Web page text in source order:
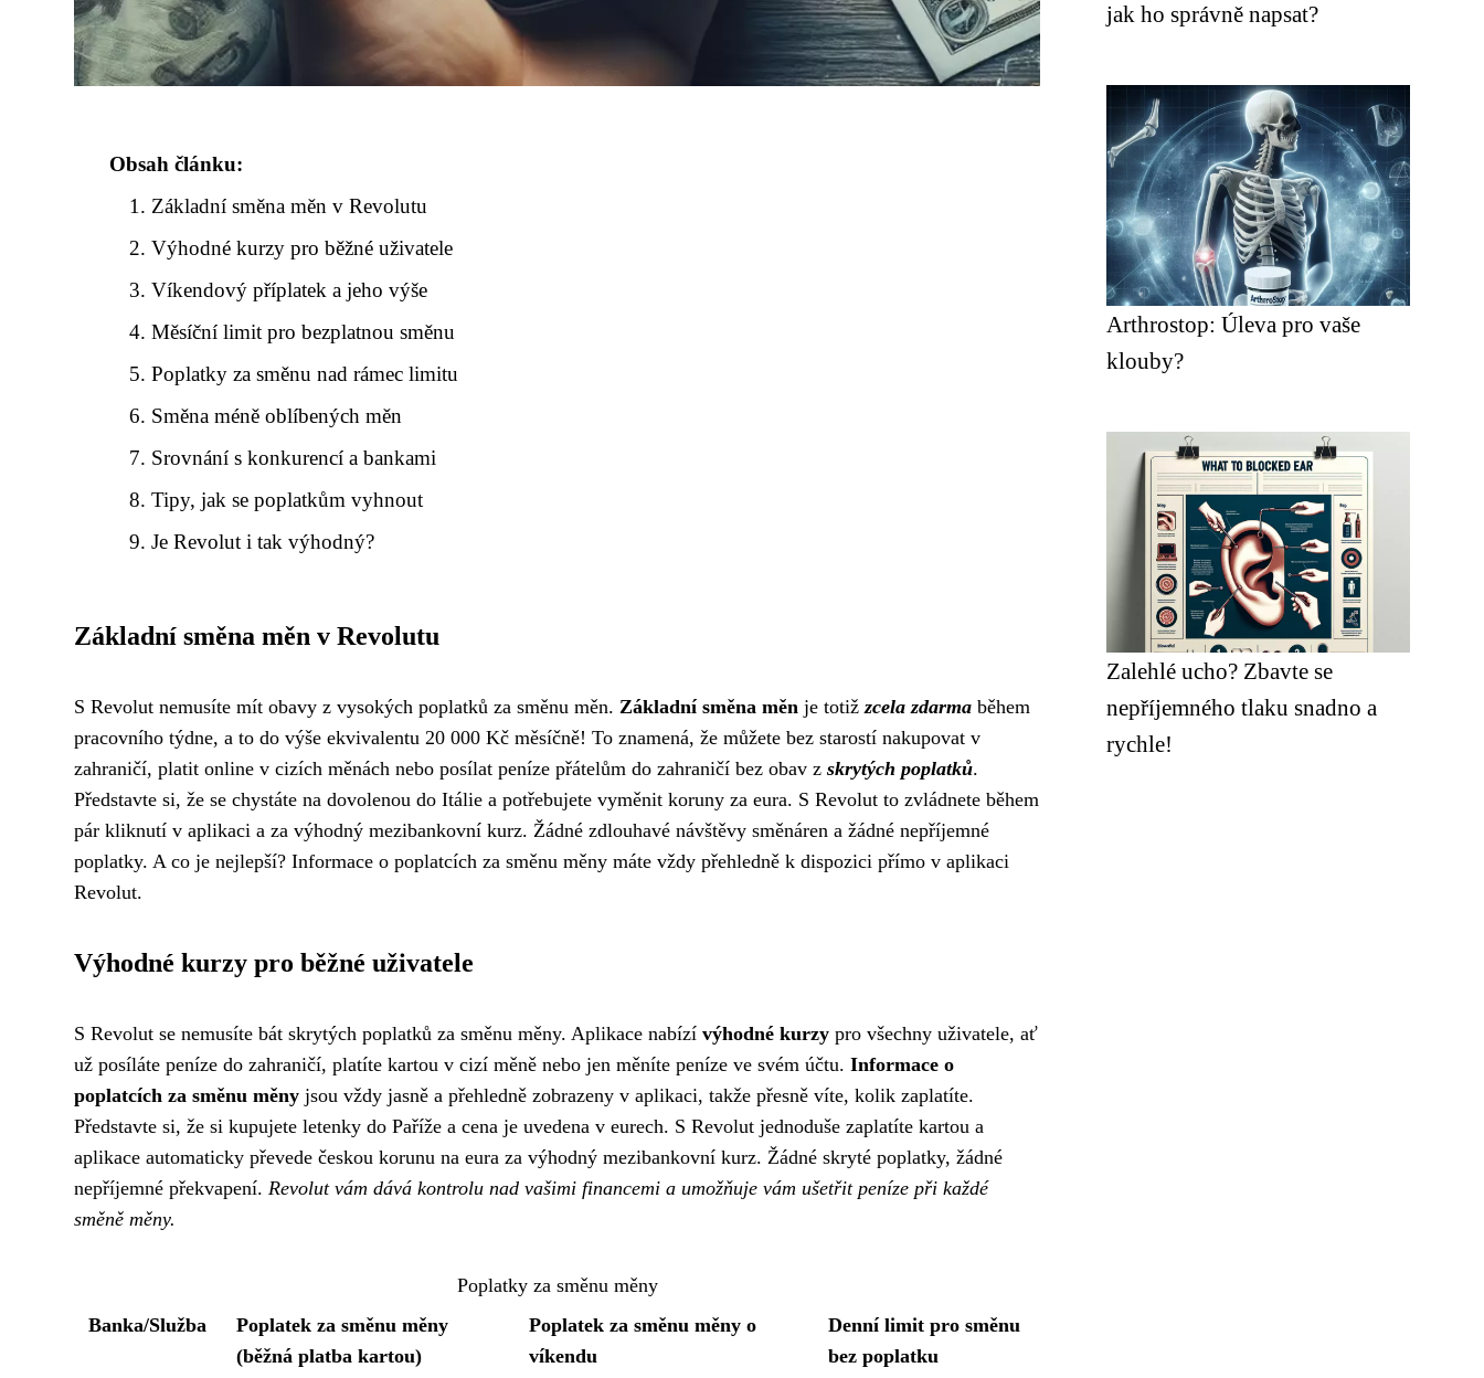
Obsah článku:
Základní směna měn v Revolutu
Výhodné kurzy pro běžné uživatele
Víkendový příplatek a jeho výše
Měsíční limit pro bezplatnou směnu
Poplatky za směnu nad rámec limitu
Směna méně oblíbených měn
Srovnání s konkurencí a bankami
Tipy, jak se poplatkům vyhnout
Je Revolut i tak výhodný?
Základní směna měn v Revolutu
S Revolut nemusíte mít obavy z vysokých poplatků za směnu měn. Základní směna měn je totižzcela zdarma během
pracovního týdne, a to do výše ekvivalentu 20 000 Kč měsíčně! To znamená, že můžete bez starostí nakupovat v
zahraničí, platit online v cizích měnách nebo posílat peníze přátelům do zahraničí bez obav z skrytých poplatků.
Představte si, že se chystáte na dovolenou do Itálie a potřebujete vyměnit koruny za eura. S Revolut to zvládnete během
pár kliknutí v aplikaci a za výhodný mezibankovní kurz. Žádné zdlouhavé návštěvy směnáren a žádné nepříjemné
poplatky. A co je nejlepší? Informace o poplatcích za směnu měny máte vždy přehledně k dispozici přímo v aplikaci
Revolut.
Výhodné kurzy pro běžné uživatele
S Revolut se nemusíte bát skrytých poplatků za směnu měny. Aplikace nabízí výhodné kurzy pro všechny uživatele, ať
už posíláte peníze do zahraničí, platíte kartou v cizí měně nebo jen měníte peníze ve svém účtu. Informace o
poplatcích za směnu měny jsou vždy jasně a přehledně zobrazeny v aplikaci, takže přesně víte, kolik zaplatíte.
Představte si, že si kupujete letenky do Paříže a cena je uvedena v eurech. S Revolut jednoduše zaplatíte kartou a
aplikace automaticky převede českou korunu na eura za výhodný mezibankovní kurz. Žádné skryté poplatky, žádné
nepříjemné překvapení. Revolut vám dává kontrolu nad vašimi financemi a umožňuje vám ušetřit peníze při každé
směně měny.
Poplatky za směnu měny
Banka/Služba
Poplatek za směnu měny
(běžná platba kartou)
Poplatek za směnu měny o
víkendu
Denní limit pro směnu
bez poplatku
jak ho správně napsat?
Arthrostop: Úleva pro vaše
klouby?
Zalehlé ucho? Zbavte se
nepříjemného tlaku snadno a
rychle!